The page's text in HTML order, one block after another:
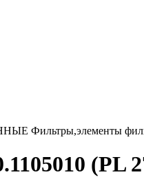
Фильтры,элементы
(PL